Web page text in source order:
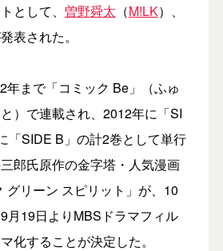
として、 曽野舜太 （M!LK）、
表された。
まで「コミック Be」（ふゅ
）で連載され、2012年に「SI
「SIDE B」の計2巻として単行
郎氏原作の金字塔・人気漫画
グリーン スピリット」が、10
月19日よりMBSドラマフィル
化することが決定した。